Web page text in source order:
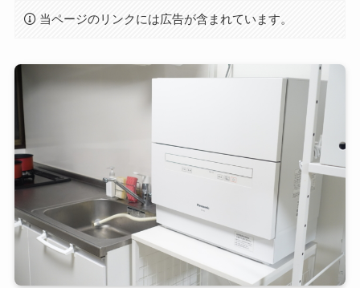
当ページのリンクには広告が含まれています。